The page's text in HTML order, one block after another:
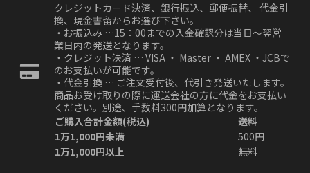
クレジットカード決済、銀行振込、郵便振替、 代金引
換、現金書留からお選び下さい。
・お振込み …15：00までの入金確認分は当日～翌営
業日内の発送となります。
・クレジット決済 … VISA ・ Master ・ AMEX ・JCBで
のお支払いが可能です。
・代金引換 … ご注文受付後、代引き発送いたします。
商品お受け取りの際に運送会社の方に代金をお支払い
ください。別途、手数料300円加算となります。
ご購入合計金額(税込)
送料
1万1,000円未満
500円
1万1,000円以上
無料